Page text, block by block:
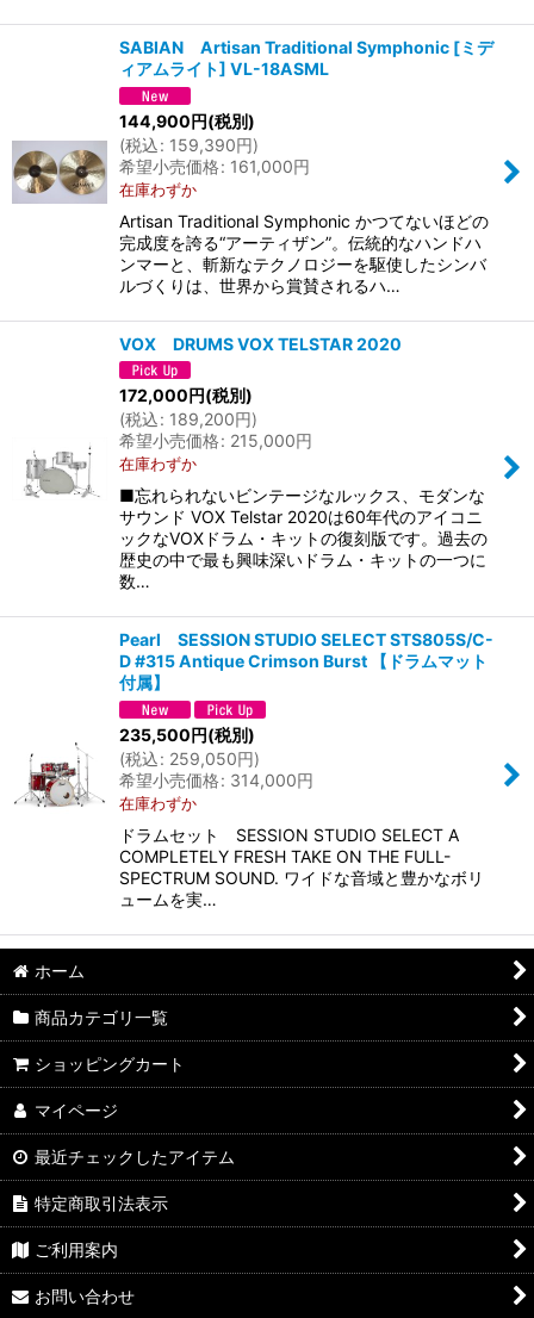
SABIAN Artisan Traditional Symphonic [ミデ
ィアムライト] VL-18ASML
144,900円(税別)
(税込: 159,390円)
希望小売価格: 161,000円
在庫わずか
Artisan Traditional Symphonic かつてないほどの
完成度を誇る“アーティザン”。伝統的なハンドハ
ンマーと、斬新なテクノロジーを駆使したシンバ
ルづくりは、世界から賞賛されるハ…
VOX DRUMS VOX TELSTAR 2020
172,000円(税別)
(税込: 189,200円)
希望小売価格: 215,000円
在庫わずか
■忘れられないビンテージなルックス、モダンな
サウンド VOX Telstar 2020は60年代のアイコニ
ックなVOXドラム・キットの復刻版です。過去の
歴史の中で最も興味深いドラム・キットの一つに
数…
Pearl SESSION STUDIO SELECT STS805S/C-
D #315 Antique Crimson Burst 【ドラムマット
付属】
235,500円(税別)
(税込: 259,050円)
希望小売価格: 314,000円
在庫わずか
ドラムセット SESSION STUDIO SELECT A
COMPLETELY FRESH TAKE ON THE FULL-
SPECTRUM SOUND. ワイドな音域と豊かなボリ
ュームを実…
ホーム
商品カテゴリ一覧
ショッピングカート
マイページ
最近チェックしたアイテム
特定商取引法表示
ご利用案内
お問い合わせ